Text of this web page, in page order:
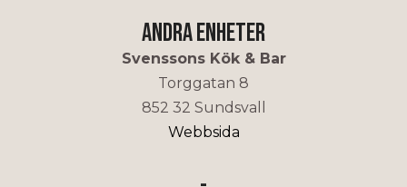
Andra enheter
Svenssons Kök & Bar
Torggatan 8
852 32 Sundsvall
Webbsida